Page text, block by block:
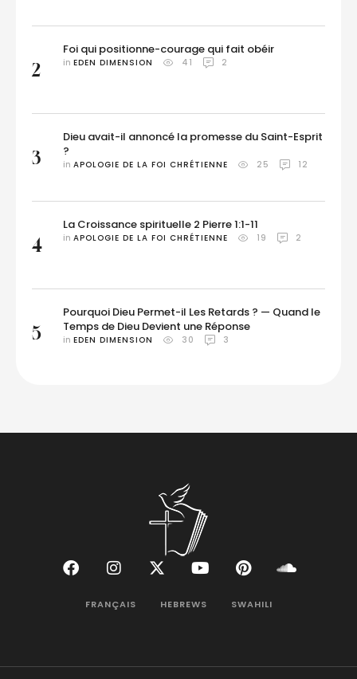
2
Foi qui positionne-courage qui fait obéir
in EDEN DIMENSION 41 2
3
Dieu avait-il annoncé la promesse du Saint-Esprit
?
in APOLOGIE DE LA FOI CHRÉTIENNE 25 12
4
La Croissance spirituelle 2 Pierre 1:1-11
in APOLOGIE DE LA FOI CHRÉTIENNE 19 2
5
Pourquoi Dieu Permet-il Les Retards ? — Quand le
Temps de Dieu Devient une Réponse
in EDEN DIMENSION 30 3
FRANÇAIS HEBREWS SWAHILI